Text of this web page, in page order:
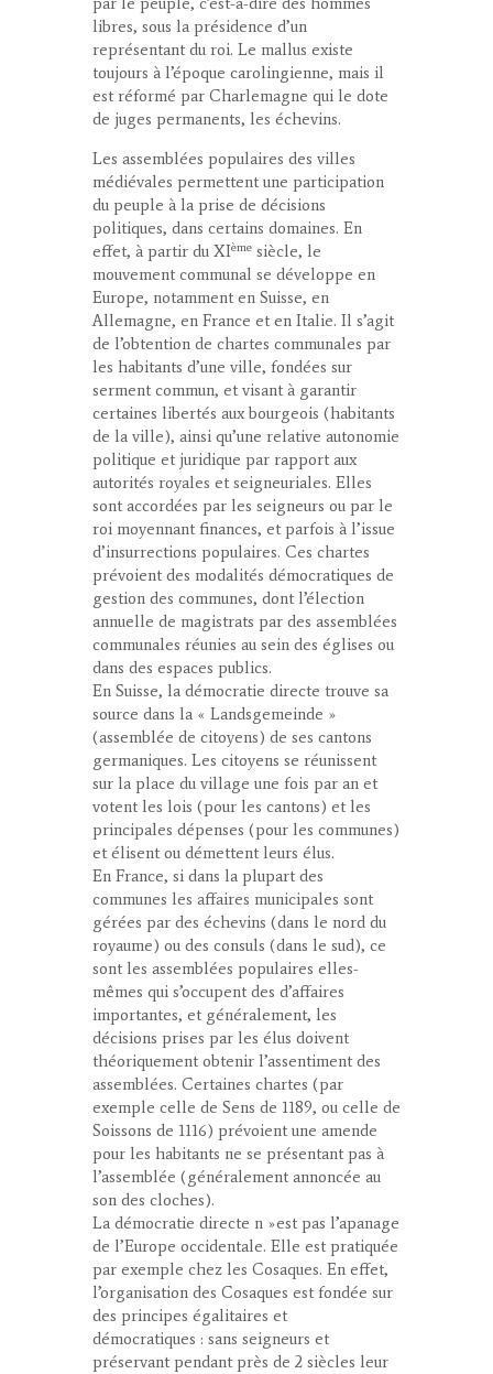
libres, sous la présidence d’un
représentant du roi. Le mallus existe
toujours à l’époque carolingienne, mais il
est réformé par Charlemagne qui le dote
de juges permanents, les échevins.
Les assemblées populaires des villes
médiévales permettent une participation
du peuple à la prise de décisions
politiques, dans certains domaines. En
effet, à partir du XIème siècle, le
mouvement communal se développe en
Europe, notamment en Suisse, en
Allemagne, en France et en Italie. Il s’agit
de l’obtention de chartes communales par
les habitants d’une ville, fondées sur
serment commun, et visant à garantir
certaines libertés aux bourgeois (habitants
de la ville), ainsi qu’une relative autonomie
politique et juridique par rapport aux
autorités royales et seigneuriales. Elles
sont accordées par les seigneurs ou par le
roi moyennant finances, et parfois à l’issue
d’insurrections populaires. Ces chartes
prévoient des modalités démocratiques de
gestion des communes, dont l’élection
annuelle de magistrats par des assemblées
communales réunies au sein des églises ou
dans des espaces publics.
En Suisse, la démocratie directe trouve sa
source dans la « Landsgemeinde »
(assemblée de citoyens) de ses cantons
germaniques. Les citoyens se réunissent
sur la place du village une fois par an et
votent les lois (pour les cantons) et les
principales dépenses (pour les communes)
et élisent ou démettent leurs élus.
En France, si dans la plupart des
communes les affaires municipales sont
gérées par des échevins (dans le nord du
royaume) ou des consuls (dans le sud), ce
sont les assemblées populaires elles-
mêmes qui s’occupent des d’affaires
importantes, et généralement, les
décisions prises par les élus doivent
théoriquement obtenir l’assentiment des
assemblées. Certaines chartes (par
exemple celle de Sens de 1189, ou celle de
Soissons de 1116) prévoient une amende
pour les habitants ne se présentant pas à
l’assemblée (généralement annoncée au
son des cloches).
La démocratie directe n »est pas l’apanage
de l’Europe occidentale. Elle est pratiquée
par exemple chez les Cosaques. En effet,
l’organisation des Cosaques est fondée sur
des principes égalitaires et
démocratiques : sans seigneurs et
préservant pendant près de 2 siècles leur